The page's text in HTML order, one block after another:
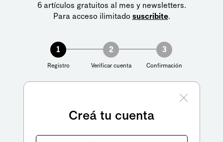
6 artículos gratuitos al mes y newsletters.
Para acceso ilimitado suscribite.
1
Registro
2
Verificar cuenta
3
Confirmación
Creá tu cuenta